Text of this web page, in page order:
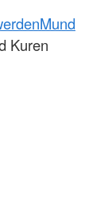
Mund
Kuren